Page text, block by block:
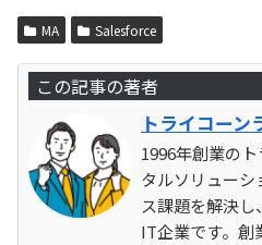
MA Salesforce
この記事の著者
トライコーン
1996年創業の
タルソリュー
ス課題を解決し
IT企業です。創